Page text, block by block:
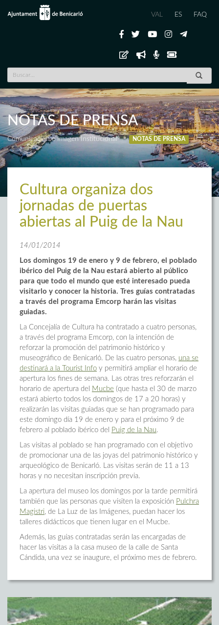
VAL ES FAQ
NOTAS DE PRENSA
Comunicación e Imagen Institucional NOTAS DE PRENSA
Cultura organiza dos
jornadas de puertas
abiertas al Puig de la Nau
14/01/2014
Los domingos 19 de enero y 9 de febrero, el poblado
ibérico del Puig de la Nau estará abierto al público
para que todo el mundo que esté interesado pueda
visitarlo y conocer la historia. Tres guías contratadas
a través del programa Emcorp harán las visitas
guiadas.
La Concejalía de Cultura ha contratado a cuatro personas,
a través del programa Emcorp, con la intención de
reforzar la promoción del patrimonio histórico y
museográfico de Benicarló. De las cuatro personas, una se
destinará a la Tourist Info y permitirá ampliar el horario de
apertura los fines de semana. Las otras tres reforzarán el
horario de apertura del
Mucbe (que hasta el 30 de marzo
estará abierto todos los domingos de 17 a 20 horas) y
realizarán las visitas guiadas que se han programado para
este domingo día 19 de enero y para el próximo 9 de
febrero al poblado ibérico del
Puig de la Nau.
Las visitas al poblado se han programado con el objetivo
de promocionar una de las joyas del patrimonio histórico y
arqueológico de Benicarló. Las visitas serán de 11 a 13
horas y no necesitan inscripción previa.
La apertura del museo los domingos por la tarde permitirá
también que las personas que visiten la exposición Pulchra
Magistri, de La Luz de las Imágenes, puedan hacer los
talleres didácticos que tienen lugar en el Mucbe.
Además, las guías contratadas serán las encargadas de
hacer las visitas a la casa museo de la calle de Santa
Cándida, una vez se inaugure, el próximo mes de febrero.